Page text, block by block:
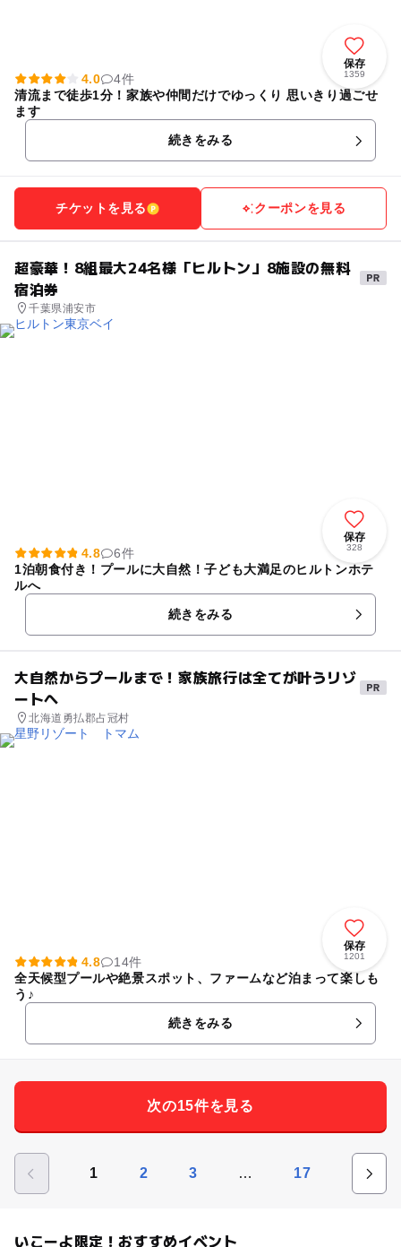
保存
1359
4.0
4件
清流まで徒歩1分！家族や仲間だけでゆっくり 思いきり過ごせ
ます
続きをみる
チケットを見る クーポンを見る
超豪華！8組最大24名様「ヒルトン」8施設の無料
宿泊券
千葉県浦安市
保存
328
4.8
6件
1泊朝食付き！プールに大自然！子ども大満足のヒルトンホテ
ルへ
続きをみる
大自然からプールまで！家族旅行は全てが叶うリゾ
ートへ
北海道勇払郡占冠村
保存
1201
4.8
14件
全天候型プールや絶景スポット、ファームなど泊まって楽しも
う♪
続きをみる
次の15件を見る
1 2 3 … 17
いこーよ限定！おすすめイベント